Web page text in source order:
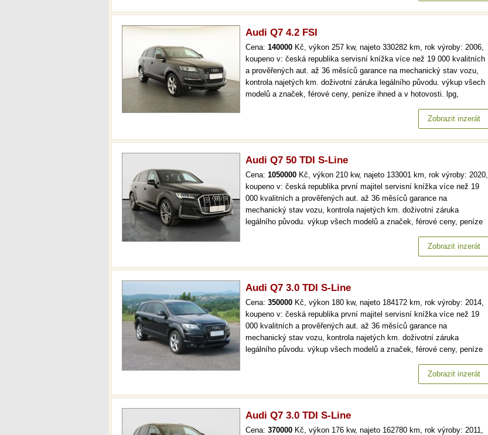
Audi Q7 4.2 FSI
Cena: 140000 Kč, výkon 257 kw, najeto 330282 km, rok výroby: 2006,
koupeno v: česká republika servisní knížka více než 19 000 kvalitních
a prověřených aut. až 36 měsíců garance na mechanický stav vozu,
kontrola najetých km. doživotní záruka legálního původu. výkup všech
modelů a značek, férové ceny, peníze ihned a v hotovosti. lpg,
prověřených aut. až 36 měsíců garance na mechanický stav vozu,…
Zobrazit inzerát
Audi Q7 50 TDI S-Line
Cena: 1050000 Kč, výkon 210 kw, najeto 133001 km, rok výroby: 2020,
koupeno v: česká republika první majitel servisní knížka více než 19
000 kvalitních a prověřených aut. až 36 měsíců garance na
mechanický stav vozu, kontrola najetých km. doživotní záruka
legálního původu. výkup všech modelů a značek, férové ceny, peníze
36 měsíců garance na mechanický stav vozu, kontrola najetých km.…
Zobrazit inzerát
Audi Q7 3.0 TDI S-Line
Cena: 350000 Kč, výkon 180 kw, najeto 184172 km, rok výroby: 2014,
koupeno v: česká republika první majitel servisní knížka více než 19
000 kvalitních a prověřených aut. až 36 měsíců garance na
mechanický stav vozu, kontrola najetých km. doživotní záruka
legálního původu. výkup všech modelů a značek, férové ceny, peníze
000 kvalitních a prověřených aut. až 36 měsíců garance naZobrazit inzerát
Audi Q7 3.0 TDI S-Line
Cena: 370000 Kč, výkon 176 kw, najeto 162780 km, rok výroby: 2011,